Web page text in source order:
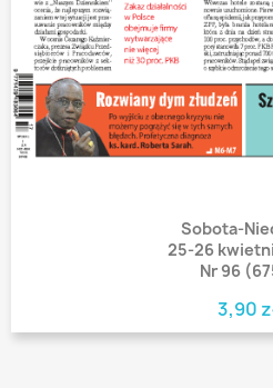
Sobota-
25-26
Nr 96
3,90